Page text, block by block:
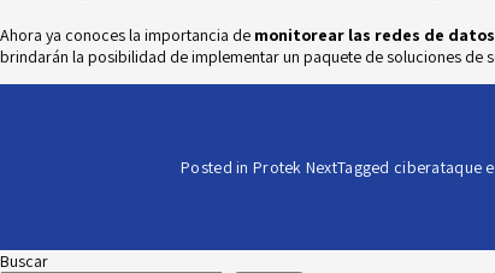
Ahora ya conoces la importancia de monitorear las redes de datos
brindarán la posibilidad de implementar un paquete de soluciones de
Posted in Protek NextTagged ciberataque
Buscar